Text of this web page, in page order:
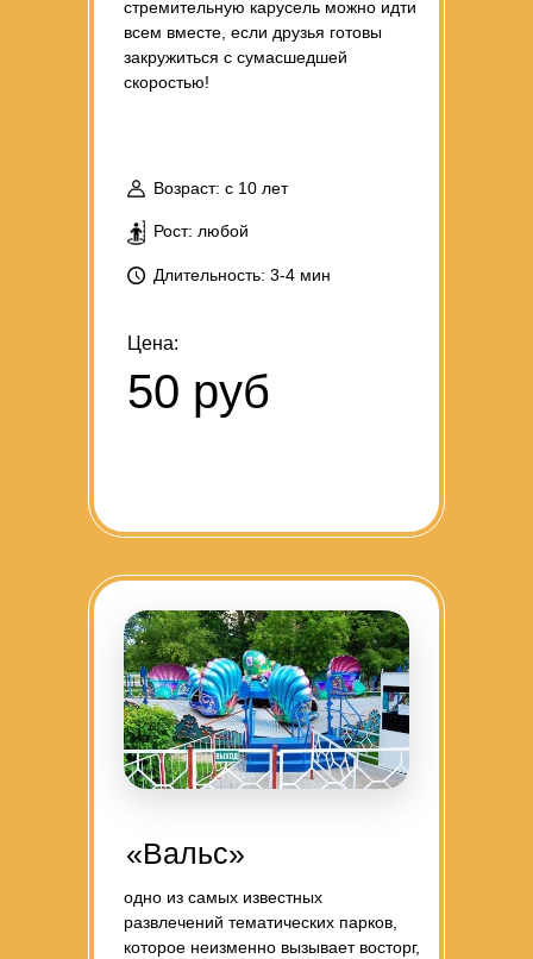
50 руб
Цена:
«Вальс»
одно из самых известных
развлечений тематических парков,
которое неизменно вызывает восторг,
Возраст: с 10 лет
Рост: любой
Длительность: 3-4 мин
стремительную карусель можно идти
всем вместе, если друзья готовы
закружиться с сумасшедшей
скоростью!